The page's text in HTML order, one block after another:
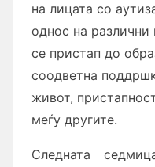
на лицата со
однос на
се пристап до
соодветна
живот,
меѓу другите.
Следната